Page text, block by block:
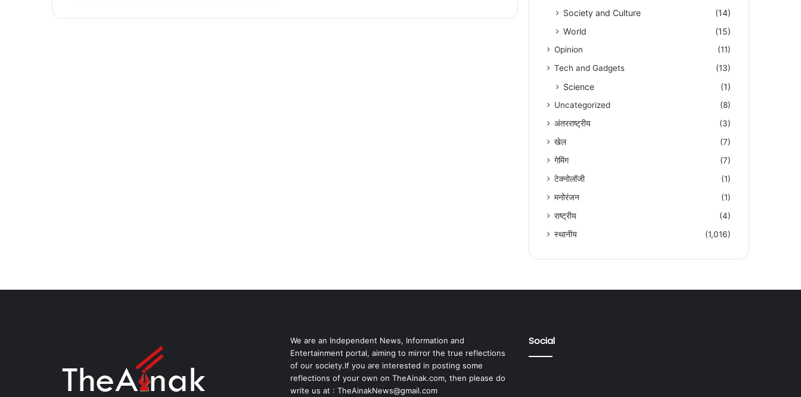
Society and Culture
(14)
World
(15)
Opinion
(11)
Tech and Gadgets
(13)
Science (1)
Uncategorized
(8)
अंतरराष्ट्रीय
(3)
खेल
(7)
गेमिंग
(7)
टेक्नोलॉजी
(1)
मनोरंजन
(1)
राष्ट्रीय
(4)
स्थानीय
(1,016)
We are an Independent News, Information and
Entertainment portal, aiming to mirror the true reflections
of our society.If you are interested in posting some
reflections of your own on TheAinak.com, then please do
write us at : TheAinakNews@gmail.com
Social